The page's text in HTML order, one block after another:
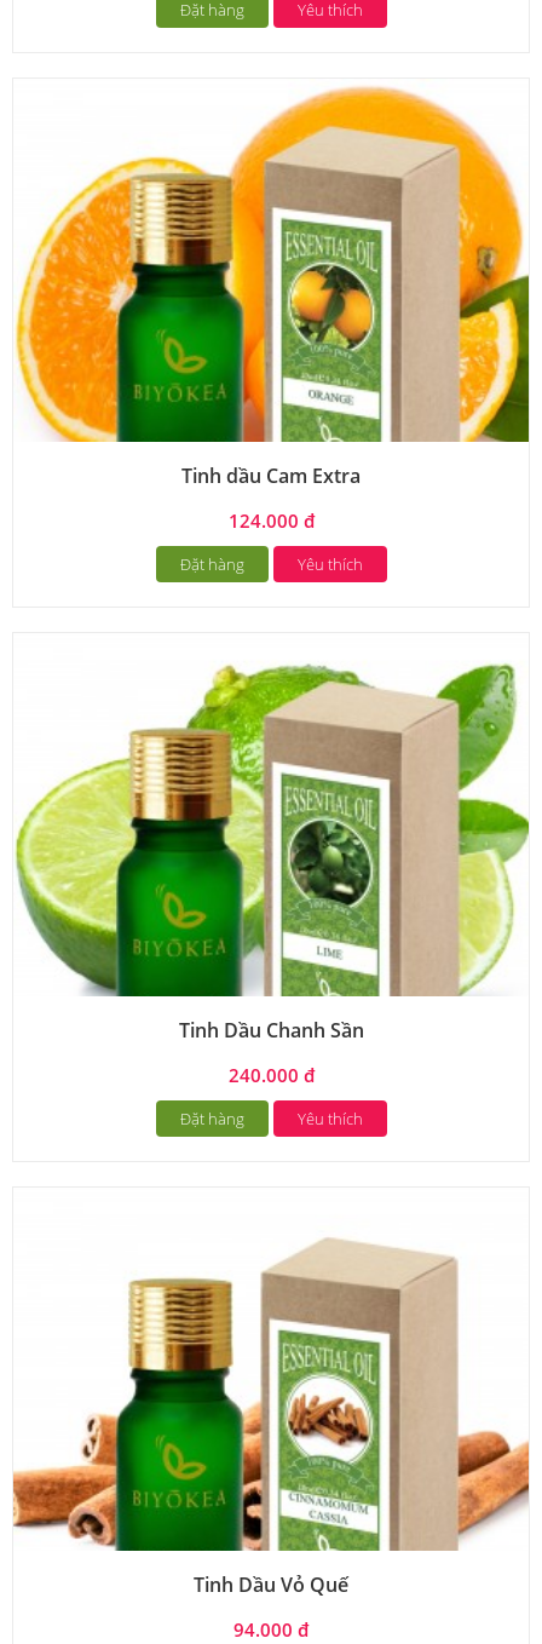
Đặt hàng Yêu thích
Tinh dầu Cam Extra
124.000 đ
Đặt hàng Yêu thích
Tinh Dầu Chanh Sần
240.000 đ
Đặt hàng Yêu thích
Tinh Dầu Vỏ Quế
94.000 đ